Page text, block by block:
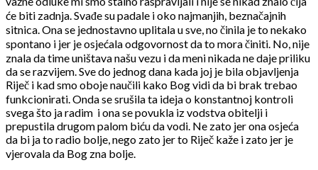
će biti zadnja. Svađe su padale i oko najmanjih, beznačajnih
sitnica. Ona se jednostavno uplitala u sve, no činila je to nekako
spontano i jer je osjećala odgovornost da to mora činiti. No, nije
znala da time uništava našu vezu i da meni nikada ne daje priliku
da se razvijem. Sve do jednog dana kada joj je bila objavljenja
Riječ i kad smo oboje naučili kako Bog vidi da bi brak trebao
funkcionirati. Onda se srušila ta ideja o konstantnoj kontroli
svega što ja radim i ona se povukla iz vodstva obitelji i
prepustila drugom palom biću da vodi. Ne zato jer ona osjeća
da bi ja to radio bolje, nego zato jer to Riječ kaže i zato jer je
vjerovala da Bog zna bolje.